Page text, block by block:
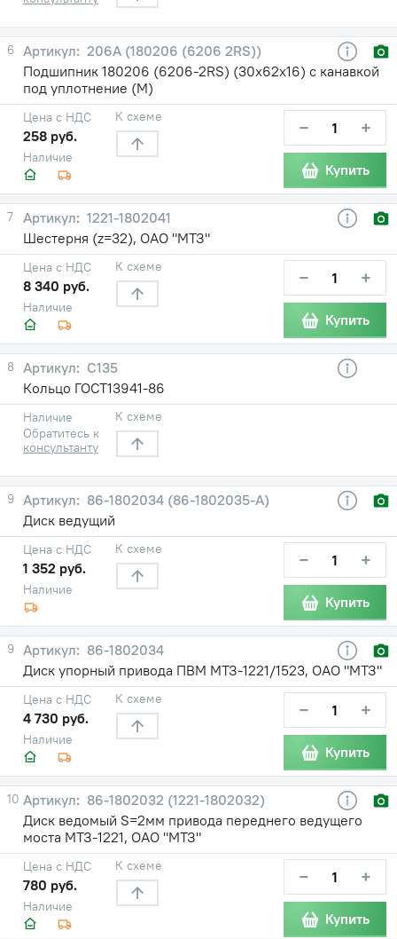
6
206А (180206 (6206 2RS))
Подшипник 180206 (6206-2RS) (30х62х16) с канавкой
под уплотнение (М)
Наличие
Цена с НДС
258 руб.
К схеме − +
Купить
7
1221-1802041
Шестерня (z=32), ОАО "МТЗ"
Наличие
Цена с НДС
8 340 руб.
К схеме − +
Купить
8
С135
Кольцо ГОСТ13941-86
Наличие
Обратитесь к
консультанту
К схеме
9
86-1802034 (86-1802035-А)
Диск ведущий
Наличие
Цена с НДС
1 352 руб.
К схеме − +
Купить
9
86-1802034
Диск упорный привода ПВМ МТЗ-1221/1523, ОАО "МТЗ"
Наличие
Цена с НДС
4 730 руб.
К схеме − +
Купить
10
86-1802032 (1221-1802032)
Диск ведомый S=2мм привода переднего ведущего
моста МТЗ-1221, ОАО "МТЗ"
Наличие
Цена с НДС
780 руб.
К схеме − +
Купить